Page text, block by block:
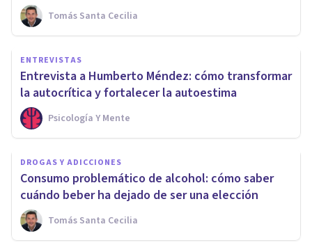
Tomás Santa Cecilia
ENTREVISTAS
Entrevista a Humberto Méndez: cómo transformar
la autocrítica y fortalecer la autoestima
Psicología Y Mente
DROGAS Y ADICCIONES
Consumo problemático de alcohol: cómo saber
cuándo beber ha dejado de ser una elección
Tomás Santa Cecilia